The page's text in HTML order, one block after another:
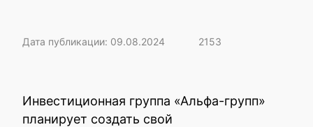
Дата публикации: 09.08.2024 2153
Инвестиционная группа «Альфа-групп»
планирует создать свой